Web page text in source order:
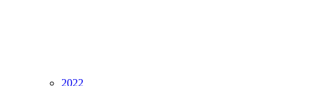
2022